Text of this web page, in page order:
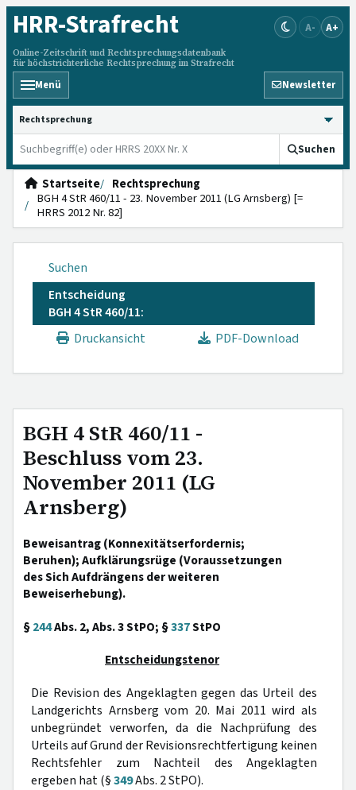
HRR-Strafrecht
Online-Zeitschrift und Rechtsprechungsdatenbank
für höchstrichterliche Rechtsprechung im Strafrecht
A- A+
Menü Newsletter
HRRS durchsuchen
Suchen
Startseite
Rechtsprechung
BGH 4 StR 460/11 - 23. November 2011 (LG Arnsberg) [=
HRRS 2012 Nr. 82]
Suchen
Entscheidung
BGH 4 StR 460/11:
Druckansicht
PDF-Download
BGH 4 StR 460/11 -
Beschluss vom 23.
November 2011 (LG
Arnsberg)
Beweisantrag (Konnexitätserfordernis;
Beruhen); Aufklärungsrüge (Voraussetzungen
des Sich Aufdrängens der weiteren
Beweiserhebung).
§244Abs. 2, Abs. 3 StPO; §337StPO
Entscheidungstenor
Die Revision des Angeklagten gegen das Urteil des
Landgerichts Arnsberg vom 20. Mai 2011 wird als
unbegründet verworfen, da die Nachprüfung des
Urteils auf Grund der Revisionsrechtfertigung keinen
Rechtsfehler zum Nachteil des Angeklagten
ergeben hat (§349Abs. 2 StPO).